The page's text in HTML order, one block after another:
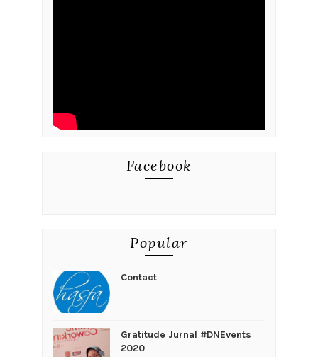
Facebook
Popular
Contact
Gratitude Jurnal #DNEvents
2020